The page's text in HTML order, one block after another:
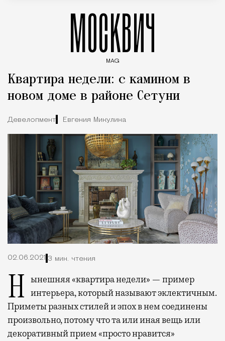
МОСКВИЧ
MAG
Квартира недели: с камином в
новом доме в районе Сетуни
Девелопмент Евгения Микулина
02.06.2021 3 мин. чтения
Нынешняя «квартира недели» — пример интерьера, который называют эклектичным.
Приметы разных стилей и эпох в нем соединены
произвольно, потому что та или иная вещь или
декоративный прием «просто нравится»